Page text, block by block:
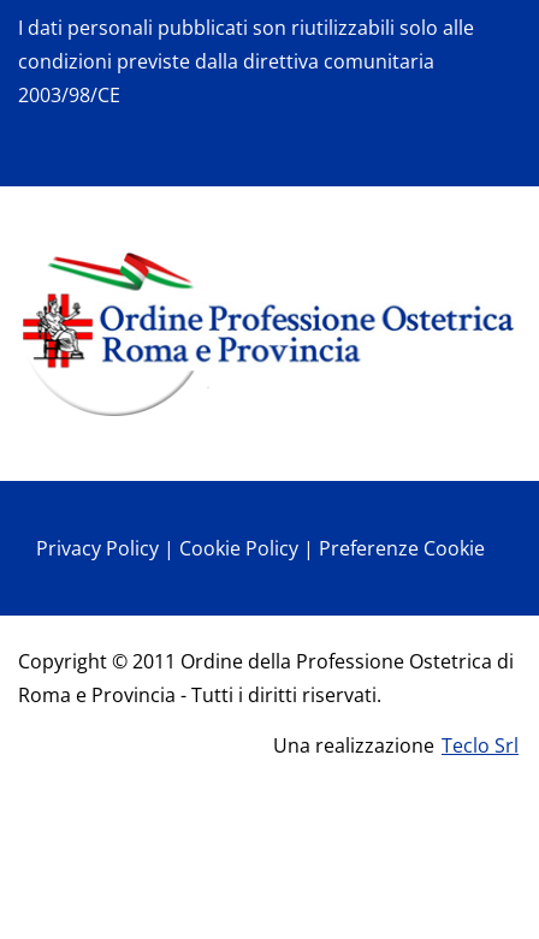
I dati personali pubblicati son riutilizzabili solo alle
condizioni previste dalla direttiva comunitaria
2003/98/CE
Privacy Policy | Cookie Policy | Preferenze Cookie
Copyright © 2011 Ordine della Professione Ostetrica di
Roma e Provincia - Tutti i diritti riservati.
Una realizzazione Teclo Srl